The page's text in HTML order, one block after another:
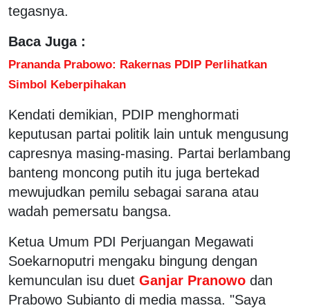
tegasnya.
Baca Juga :
Prananda Prabowo: Rakernas PDIP Perlihatkan
Simbol Keberpihakan
Kendati demikian, PDIP menghormati
keputusan partai politik lain untuk mengusung
capresnya masing-masing. Partai berlambang
banteng moncong putih itu juga bertekad
mewujudkan pemilu sebagai sarana atau
wadah pemersatu bangsa.
Ketua Umum PDI Perjuangan Megawati
Soekarnoputri mengaku bingung dengan
kemunculan isu duet Ganjar Pranowo dan
Prabowo Subianto di media massa. "Saya